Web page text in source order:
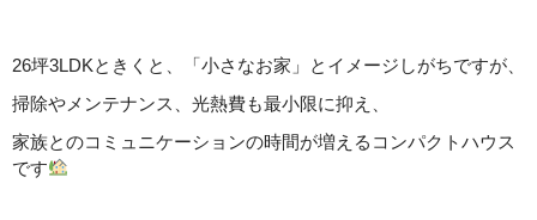
26坪3LDKときくと、「小さなお家」とイメージしがちですが、
掃除やメンテナンス、光熱費も最小限に抑え、
家族とのコミュニケーションの時間が増えるコンパクトハウス
です